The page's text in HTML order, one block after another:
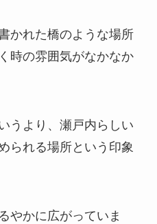
かれた橋のような場所
時の雰囲気がなかなか
うより、瀬戸内らしい
られる場所という印象
やかに広がっていま